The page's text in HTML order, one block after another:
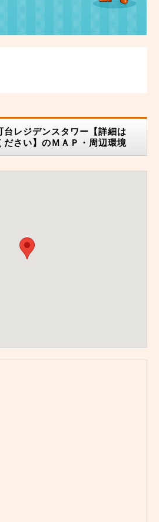
台レジデンスタワー【詳細は
さい】のＭＡＰ・周辺環境